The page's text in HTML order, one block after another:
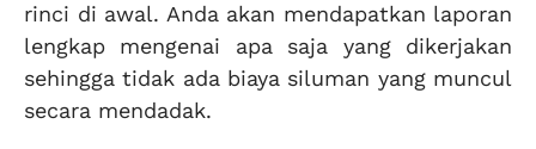
rinci di awal. Anda akan mendapatkan laporan
lengkap mengenai apa saja yang dikerjakan
sehingga tidak ada biaya siluman yang muncul
secara mendadak.